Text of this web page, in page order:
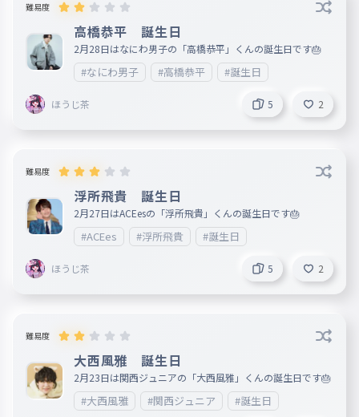
難易度
高橋恭平 誕生日
2月28日はなにわ男子の「高橋恭平」くんの誕生日です🎂
#なにわ男子 #高橋恭平 #誕生日
ほうじ茶 5 2
難易度
浮所飛貴 誕生日
2月27日はACEesの「浮所飛貴」くんの誕生日です🎂
#ACEes #浮所飛貴 #誕生日
ほうじ茶 5 2
難易度
大西風雅 誕生日
2月23日は関西ジュニアの「大西風雅」くんの誕生日です🎂
#大西風雅 #関西ジュニア #誕生日